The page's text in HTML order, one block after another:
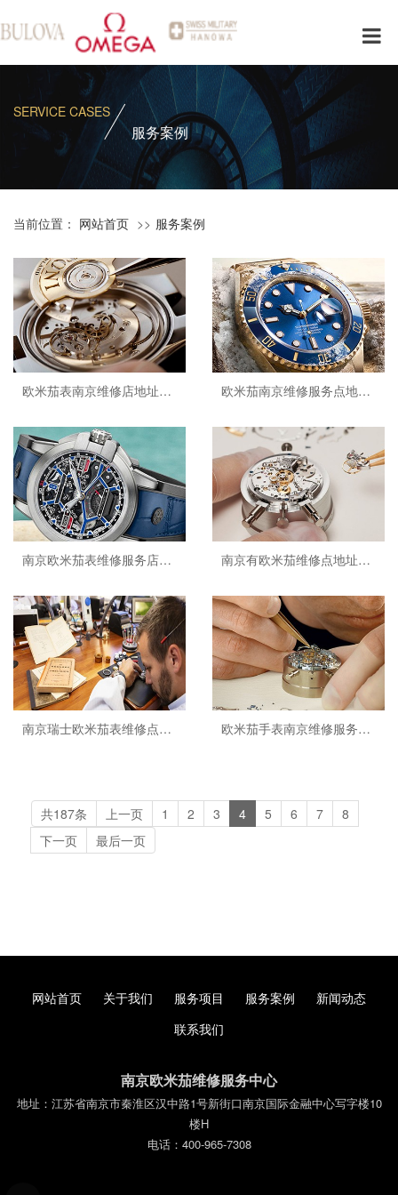
SERVICE CASES
服务案例
当前位置： 网站首页 服务案例
欧米茄表南京维修店地址查询 欧米茄南京维修服务点地址查询
南京欧米茄表维修服务店地址查询 南京有欧米茄维修点地址查询
南京瑞士欧米茄表维修点地址查询 欧米茄手表南京维修服务店地址查...
共187条 上一页 1 2 3 4 5 6 7
8
下一页
最后一页
网站首页 关于我们 服务项目 服务案例
新闻动态
联系我们
南京欧米茄维修服务中心
地址：江苏省南京市秦淮区汉中路1号新街口南京国际金融中心写字楼10
楼H
电话：400-965-7308